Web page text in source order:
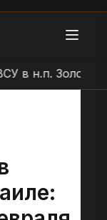
н.п. Золочев